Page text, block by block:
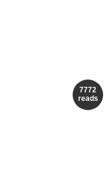
7772
reads